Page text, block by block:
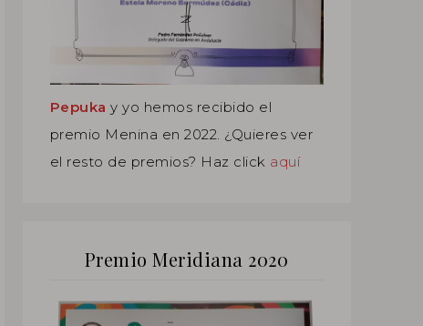
Pepuka y yo hemos recibido el
premio Menina en 2022. ¿Quieres ver
el resto de premios? Haz click aquí
Premio Meridiana 2020